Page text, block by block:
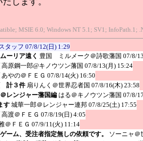
MSIE 6.0; Windows NT 5.1; SV1; InfoPath.1;
タッフ 07/8/12(日) 1:29
ーリア遠く 豊国 ミルメーク＠詩歌藩国 07/8/
高原鋼一郎@キノウツン藩国 07/8/13(月) 15:24
あやの＠ＦＥＧ 07/8/14(火) 16:50
計３件 扇りんく＠世界忍者国 07/8/16(木) 23:58
レンジャー藩国編 はる＠キノウツン藩国 07/8/
す 城華一郎＠レンジャー連邦 07/8/25(土) 17:55
高渡＠ＦＥＧ 07/8/19(日) 4:05
＠ＦＥＧ 07/9/11(火) 11:14
ーム、受注者指定無しの依頼です。
ソーニャ＠